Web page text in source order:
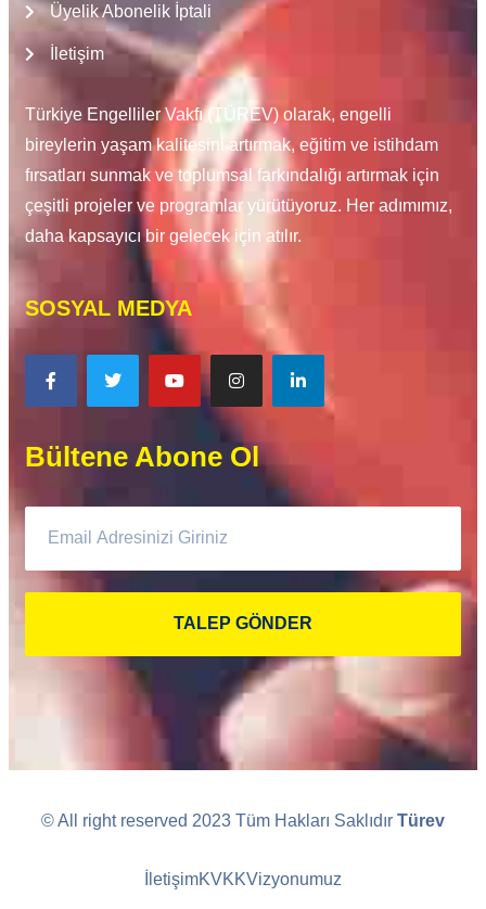
Üyelik Abonelik İptali
İletişim
Türkiye Engelliler Vakfı (TÜREV) olarak, engelli
bireylerin yaşam kalitesini artırmak, eğitim ve istihdam
fırsatları sunmak ve toplumsal farkındalığı artırmak için
çeşitli projeler ve programlar yürütüyoruz. Her adımımız,
daha kapsayıcı bir gelecek için atılır.
SOSYAL MEDYA
Bültene Abone Ol
TALEP GÖNDER
© All right reserved 2023 Tüm Hakları Saklıdır Türev
İletişimKVKKVizyonumuz